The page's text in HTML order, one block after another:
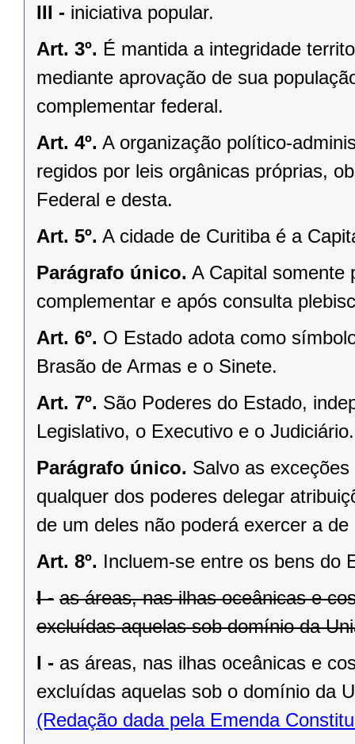
III - iniciativa popular.
Art. 3º. É mantida a integridade
mediante aprovação de sua
complementar federal.
Art. 4º. A organização político-
regidos por leis orgânicas próprias,
Federal e desta.
Art. 5º. A cidade de Curitiba é a
Parágrafo único. A Capital somente
complementar e após consulta
Art. 6º. O Estado adota como
Brasão de Armas e o Sinete.
Art. 7º. São Poderes do Estado,
Legislativo, o Executivo e o Judiciário.
Parágrafo único. Salvo as
qualquer dos poderes delegar
de um deles não poderá exercer a de
Art. 8º. Incluem-se entre os bens do
I - as áreas, nas ilhas oceânicas e
excluídas aquelas sob domínio da
I - as áreas, nas ilhas oceânicas e
excluídas aquelas sob o domínio da
(Redação dada pela Emenda